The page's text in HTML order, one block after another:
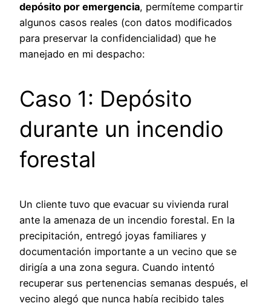
depósito por emergencia, permíteme compartir
algunos casos reales (con datos modificados
para preservar la confidencialidad) que he
manejado en mi despacho:
Caso 1: Depósito
durante un incendio
forestal
Un cliente tuvo que evacuar su vivienda rural
ante la amenaza de un incendio forestal. En la
precipitación, entregó joyas familiares y
documentación importante a un vecino que se
dirigía a una zona segura. Cuando intentó
recuperar sus pertenencias semanas después, el
vecino alegó que nunca había recibido tales